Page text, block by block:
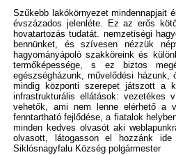
Szűkebb lakókörnyezet mindennapjait
évszázados jelenléte. Ez az erős
hovatartozás tudatát. nemzetiségi
bennünket, és szívesen nézzük
hagyományápoló szakköreink és
termőképessége, s ez biztos
egészségházunk, művelődési
mindig központi szerepet játszott a
infrastrukturális ellátások: vezetékes
vehetők, ami nem lenne elérhető a
fenntartható fejlődése, a fiatalok
minden kedves olvasót aki
olvasott, látogasson el hozzánk
Siklósnagyfalu Község polgármester